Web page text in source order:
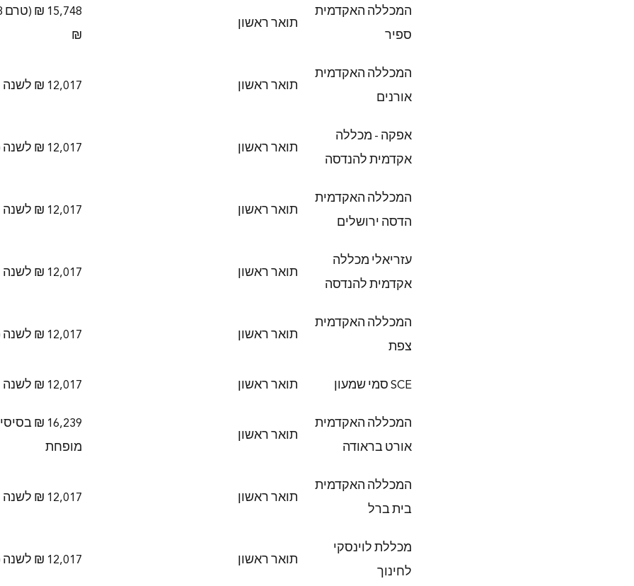
המכללה האקדמית
ספיר
תואר ראשון
₪
המכללה האקדמית
אורנים
תואר ראשון 12,017 ₪ לשנה
אפקה - מכללה
אקדמית להנדסה
תואר ראשון 12,017 ₪ לשנה (מופחת)
המכללה האקדמית
הדסה ירושלים
תואר ראשון 12,017 ₪ לשנה
עזריאלי מכללה
אקדמית להנדסה
תואר ראשון 12,017 ₪ לשנה
המכללה האקדמית
צפת
תואר ראשון 12,017 ₪ לשנה (מופחת)
SCE סמי שמעון תואר ראשון
12,017 ₪ לשנה
המכללה האקדמית
אורט בראודה
תואר ראשון
מופחת
המכללה האקדמית
בית ברל
תואר ראשון 12,017 ₪ לשנה
מכללת לוינסקי
לחינוך
תואר ראשון 12,017 ₪ לשנה (מופחת)